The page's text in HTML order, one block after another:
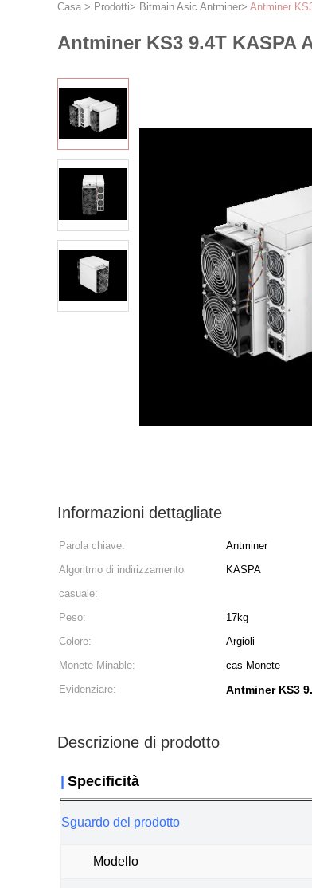
Casa > Prodotti> Bitmain Asic Antminer> Antminer
Antminer KS3 9.4T KASPA
Informazioni dettagliate
Parola chiave: Antminer
Algoritmo di indirizzamento
casuale:
KASPA
Peso: 17kg
Colore:
Argioli
Monete Minable:
cas Monete
Evidenziare:
Antminer KS3
Descrizione di prodotto
Specificità
Sguardo del prodotto
Modello